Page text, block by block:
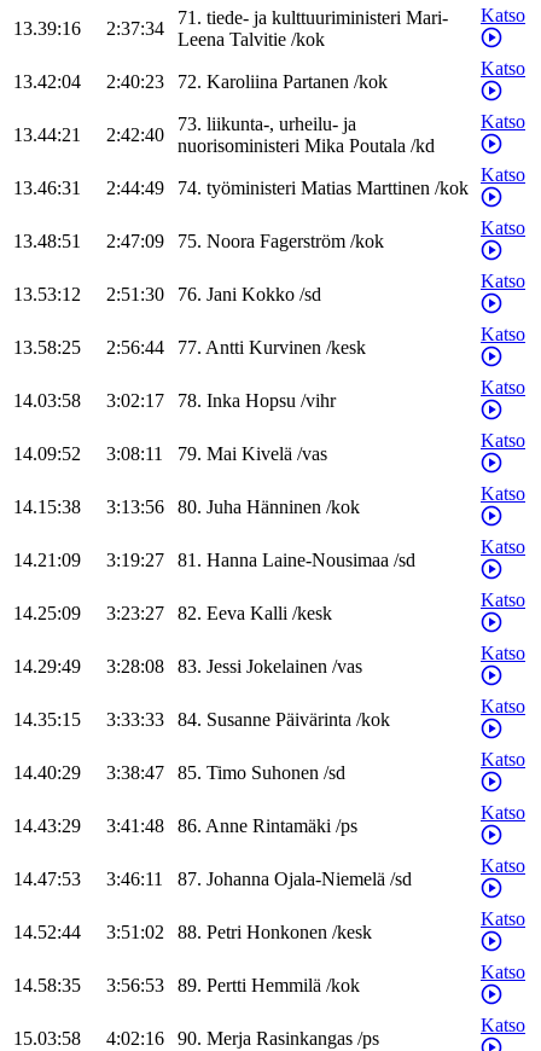
13.39:16 2:37:34
71. tiede- ja kulttuuriministeri Mari-
Leena Talvitie /kok
Katso
13.42:04 2:40:23 72. Karoliina Partanen /kok
Katso
13.44:21 2:42:40
73. liikunta-, urheilu- ja
nuorisoministeri Mika Poutala /kd
Katso
13.46:31 2:44:49 74. työministeri Matias Marttinen /kok
Katso
13.48:51 2:47:09 75. Noora Fagerström /kok
Katso
13.53:12 2:51:30 76. Jani Kokko /sd
Katso
13.58:25 2:56:44 77. Antti Kurvinen /kesk
Katso
14.03:58 3:02:17 78. Inka Hopsu /vihr
Katso
14.09:52 3:08:11 79. Mai Kivelä /vas
Katso
14.15:38 3:13:56 80. Juha Hänninen /kok
Katso
14.21:09 3:19:27 81. Hanna Laine-Nousimaa /sd
Katso
14.25:09 3:23:27 82. Eeva Kalli /kesk
Katso
14.29:49 3:28:08 83. Jessi Jokelainen /vas
Katso
14.35:15 3:33:33 84. Susanne Päivärinta /kok
Katso
14.40:29 3:38:47 85. Timo Suhonen /sd
Katso
14.43:29 3:41:48 86. Anne Rintamäki /ps
Katso
14.47:53 3:46:11 87. Johanna Ojala-Niemelä /sd
Katso
14.52:44 3:51:02 88. Petri Honkonen /kesk
Katso
14.58:35 3:56:53 89. Pertti Hemmilä /kok
Katso
15.03:58 4:02:16 90. Merja Rasinkangas /ps
Katso